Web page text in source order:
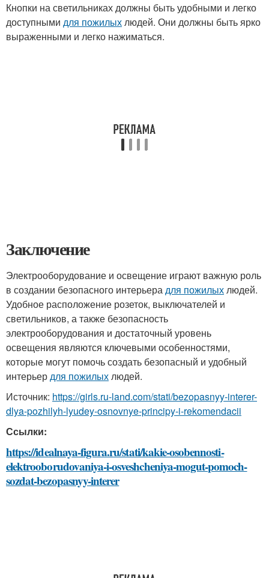
Кнопки на светильниках должны быть удобными и легко
доступными для пожилыхлюдей. Они должны быть ярко
выраженными и легко нажиматься.
Заключение
Электрооборудование и освещение играют важную роль
в создании безопасного интерьерадля пожилыхлюдей.
Удобное расположение розеток, выключателей и
светильников, а также безопасность
электрооборудования и достаточный уровень
освещения являются ключевыми особенностями,
которые могут помочь создать безопасный и удобный
интерьердля пожилыхлюдей.
Источник: https://girls.ru-land.com/stati/bezopasnyy-interer-
dlya-pozhilyh-lyudey-osnovnye-principy-i-rekomendacii
Ссылки:
https://idealnaya-figura.ru/stati/kakie-osobennosti-
elektrooborudovaniya-i-osveshcheniya-mogut-pomoch-
sozdat-bezopasnyy-interer